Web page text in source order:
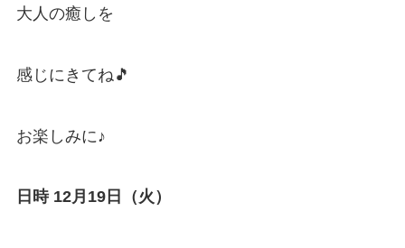
大人の癒しを
感じにきてね🎵
お楽しみに♪
日時 12月19日（火）